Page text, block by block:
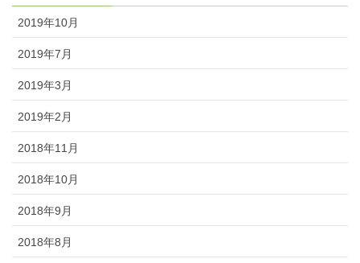
2019年10月
2019年7月
2019年3月
2019年2月
2018年11月
2018年10月
2018年9月
2018年8月